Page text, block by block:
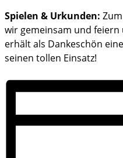
Spielen & Urkunden:
wir gemeinsam und feiern
erhält als Dankeschön eine
seinen tollen Einsatz!